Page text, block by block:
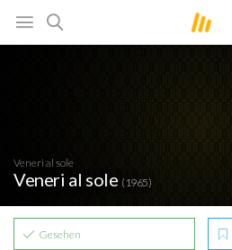
Veneri al sole
Veneri al sole (1965)
Gesehen